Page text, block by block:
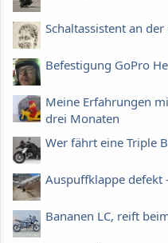
Schaltassistent an der
Befestigung GoPro
Meine Erfahrungen
drei Monaten
Wer fährt eine Triple
Auspuffklappe defekt
Bananen LC, reift